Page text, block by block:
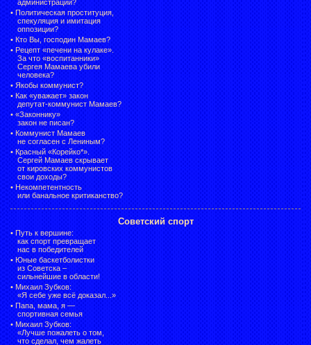
администрации?
• Политическая проституция,
спекуляция и имитация
оппозиции?
• Кто Вы, господин Мамаев?
• Рецепт «печени на кулаке».
За что «воспитанники»
Сергея Мамаева убили
человека?
• Якобы коммунист?
• Как «уважает» закон
депутат-коммунист Мамаев?
• «Законнику»
закон не писан?
• Коммунист Мамаев
не согласен с Лениным?
• Красный «Корейко*».
Сергей Мамаев скрывает
от кировских коммунистов
свои доходы?
• Некомпетентность
или банальное критиканство?
Советский спорт
• Путь к вершине:
как спорт превращает
нас в победителей
• Юные баскетболистки
из Советска –
сильнейшие в области!
• Михаил Зубков:
«Я себе уже всё доказал...»
• Папа, мама, я —
спортивная семья
• Михаил Зубков:
«Лучше пожалеть о том,
что сделал, чем жалеть